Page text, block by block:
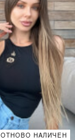
ОТНОВО НАЛИЧЕН